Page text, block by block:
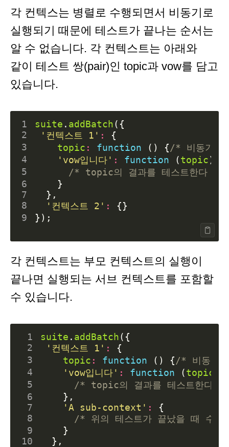
각 컨텍스는 병렬로 수행되면서 비동기로
실행되기 때문에 테스트가 끝나는 순서는
알 수 없습니다. 각 컨텍스트는 아래와
같이 테스트 쌍(pair)인 topic과 vow를 담고
있습니다.
1 suite . addBatch({
2
'컨텍스트 1' :
{
3
topic : function () {/* 비동기적
4
'vow입니다' : function (topic)
5
/* topic의 결과를 테스트한다 */
6
}
7
},
8
'컨텍스트 2' :
{}
9
});
각 컨텍스트는 부모 컨텍스트의 실행이
끝나면 실행되는 서브 컨텍스트를 포함할
수 있습니다.
1 suite . addBatch({
2
'컨텍스트 1' :
{
3
topic : function () {/* 비동기
4
'vow입니다' : function (topic
5
/* topic의 결과를 테스트한다
6
},
7
'A sub-context' :
{
8
/* 위의 테스트가 끝났을 때 수
9
}
10
},